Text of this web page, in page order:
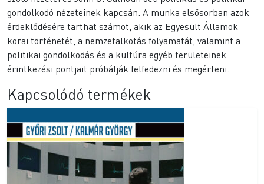
gondolkodó nézeteinek kapcsán. A munka elsősorban azok
érdeklődésére tarthat számot, akik az Egyesült Államok
korai történetét, a nemzetalkotás folyamatát, valamint a
politikai gondolkodás és a kultúra egyéb területeinek
érintkezési pontjait próbálják felfedezni és megérteni.
Kapcsolódó termékek